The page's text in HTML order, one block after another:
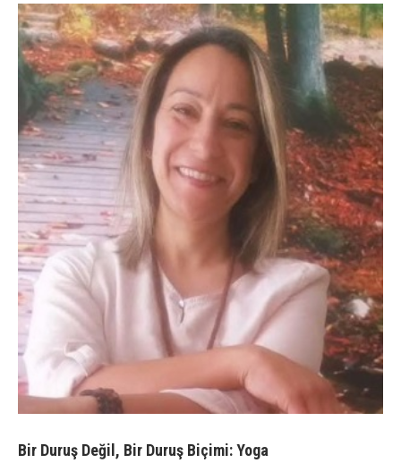
Bir Duruş Değil, Bir Duruş Biçimi: Yoga